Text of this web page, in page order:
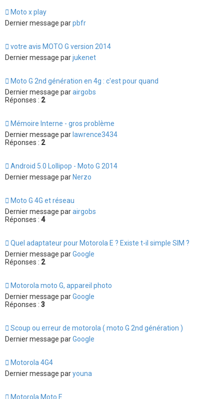
Moto x play
Dernier message parpbfr
votre avis MOTO G version 2014
Dernier message parjukenet
Moto G 2nd génération en 4g : c'est pour quand
Dernier message parairgobs
Réponses : 2
Mémoire Interne - gros problème
Dernier message parlawrence3434
Réponses : 2
Android 5.0 Lollipop - Moto G 2014
Dernier message parNerzo
Moto G 4G et réseau
Dernier message parairgobs
Réponses : 4
Quel adaptateur pour Motorola E ? Existe t-il simple SIM ?
Dernier message parGoogle
Réponses : 2
Motorola moto G, appareil photo
Dernier message parGoogle
Réponses : 3
Scoup ou erreur de motorola ( moto G 2nd génération )
Dernier message parGoogle
Motorola 4G4
Dernier message paryouna
Motorola Moto E